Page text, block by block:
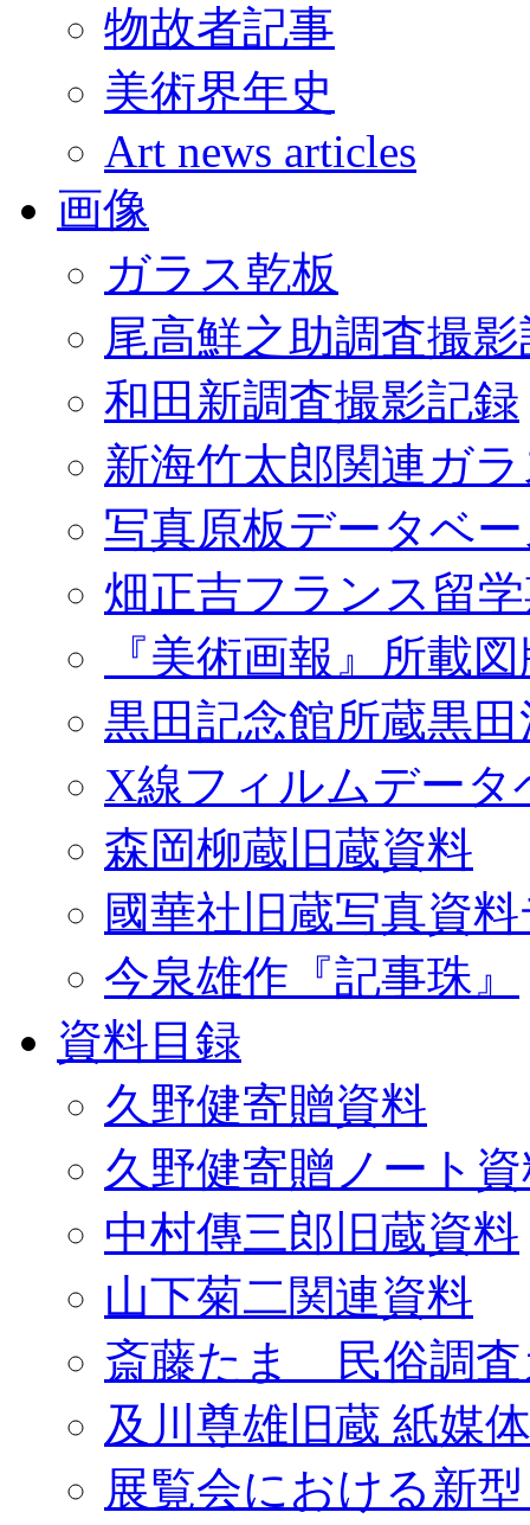
物故者記事
美術界年史
Art news articles
画像
ガラス乾板
尾高鮮之助調査撮
和田新調査撮影記録
新海竹太郎関連ガ
写真原板データベ
畑正吉フランス留
『美術画報』所載
黒田記念館所蔵黒
X線フィルムデータ
森岡柳蔵旧蔵資料
國華社旧蔵写真資
今泉雄作『記事珠』
資料目録
久野健寄贈資料
久野健寄贈ノート
中村傳三郎旧蔵資料
山下菊二関連資料
斎藤たま 民俗調査
及川尊雄旧蔵 紙媒
展覧会における新